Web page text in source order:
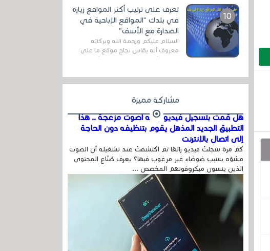
قنوات مميزة جدا تنقل العديد من البرامج
اله...
تعرف على ترتيب أكثر المواقع زيارة
في بلدك "المواقع الإباحية في
الصدارة مع الأسف"
السلام عليكم ورحمة الله وبركاته
معروف أنه يقاس نجاح موقع ما على
في...
مشاركة مميزة
هل قمت بتسجيل فيديو وفيه أصوت مزعجة .. هذا
التطبيق الجديد المذهل يقوم بتنظيفه دون الحاجة
إلى اتصال بالإنترنت
كم مرة سجلتَ فيديو رائعًا ثم اكتشفتَ عند تشغيله أن الصوت
مشوّه بسبب ضوضاء غير مرغوب فيها؟ يعرف صُنّاع المحتوى
الذين ينسون ميكروفونهم المخصص ...